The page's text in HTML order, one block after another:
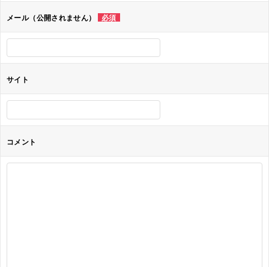
ョ
ン
メール（公開されません） 必須
サイト
コメント